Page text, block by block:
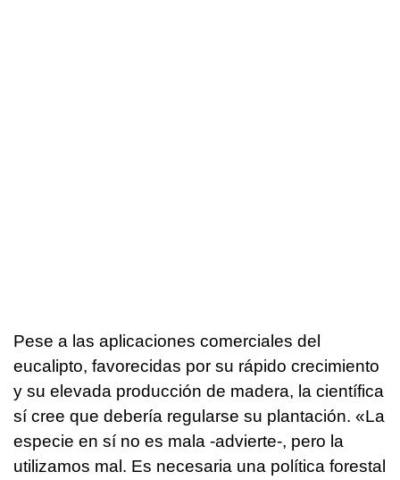
Pese a las aplicaciones comerciales del
eucalipto, favorecidas por su rápido crecimiento
y su elevada producción de madera, la científica
sí cree que debería regularse su plantación. «La
especie en sí no es mala -advierte-, pero la
utilizamos mal. Es necesaria una política forestal